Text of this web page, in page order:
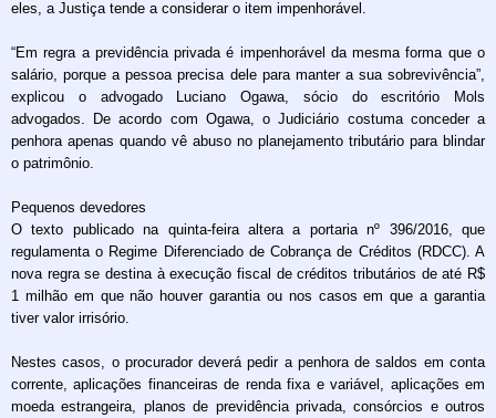
eles, a Justiça tende a considerar o item impenhorável.
“Em regra a previdência privada é impenhorável da mesma forma que o
salário, porque a pessoa precisa dele para manter a sua sobrevivência”,
explicou o advogado Luciano Ogawa, sócio do escritório Mols
advogados. De acordo com Ogawa, o Judiciário costuma conceder a
penhora apenas quando vê abuso no planejamento tributário para blindar
o patrimônio.
Pequenos devedores
O texto publicado na quinta-feira altera a portaria nº 396/2016, que
regulamenta o Regime Diferenciado de Cobrança de Créditos (RDCC). A
nova regra se destina à execução fiscal de créditos tributários de até R$
1 milhão em que não houver garantia ou nos casos em que a garantia
tiver valor irrisório.
Nestes casos, o procurador deverá pedir a penhora de saldos em conta
corrente, aplicações financeiras de renda fixa e variável, aplicações em
moeda estrangeira, planos de previdência privada, consórcios e outros